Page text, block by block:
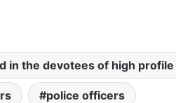
in the devotees of high profile
police officers